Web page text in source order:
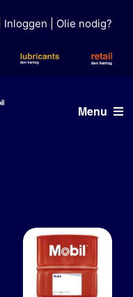
Inloggen Olie nodig?
Menu